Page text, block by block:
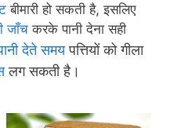
बीमारी हो सकती है, इसलिए
जाँचकरके पानी देना सही
देते समयपत्तियों को गीला
लग सकती है।